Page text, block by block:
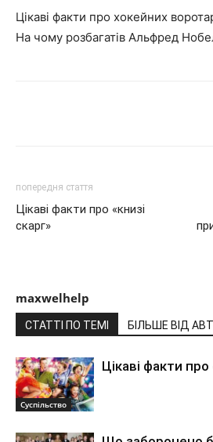
Цікаві факти про хокейних
На чому розбагатів Альфред
попередня стаття
Цікаві факти про «книзі
скарг»
maxwelhelp
СТАТТІ ПО ТЕМІ БІЛЬШЕ ВІД
Суспільство
Цікаві факти